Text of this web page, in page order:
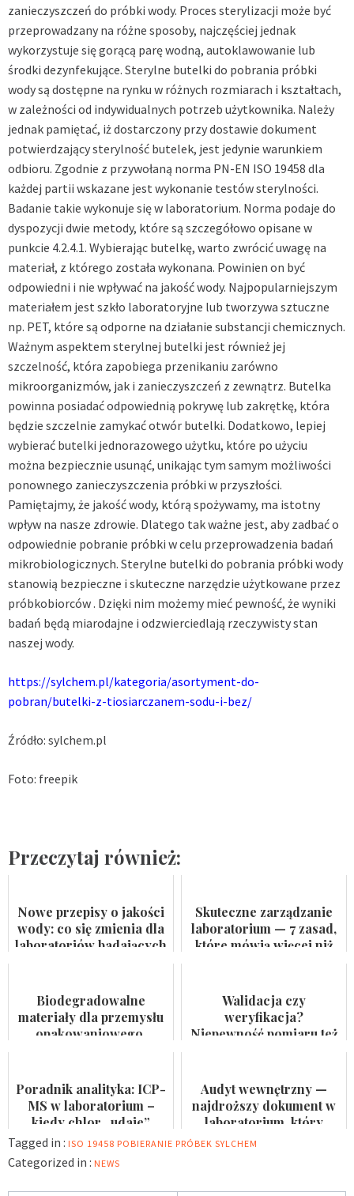
zanieczyszczeń do próbki wody. Proces sterylizacji może być
przeprowadzany na różne sposoby, najczęściej jednak
wykorzystuje się gorącą parę wodną, autoklawowanie lub
środki dezynfekujące. Sterylne butelki do pobrania próbki
wody są dostępne na rynku w różnych rozmiarach i kształtach,
w zależności od indywidualnych potrzeb użytkownika. Należy
jednak pamiętać, iż dostarczony przy dostawie dokument
potwierdzający sterylność butelek, jest jedynie warunkiem
odbioru. Zgodnie z przywołaną norma PN-EN ISO 19458 dla
każdej partii wskazane jest wykonanie testów sterylności.
Badanie takie wykonuje się w laboratorium. Norma podaje do
dyspozycji dwie metody, które są szczegółowo opisane w
punkcie 4.2.4.1. Wybierając butelkę, warto zwrócić uwagę na
materiał, z którego została wykonana. Powinien on być
odpowiedni i nie wpływać na jakość wody. Najpopularniejszym
materiałem jest szkło laboratoryjne lub tworzywa sztuczne
np. PET, które są odporne na działanie substancji chemicznych.
Ważnym aspektem sterylnej butelki jest również jej
szczelność, która zapobiega przenikaniu zarówno
mikroorganizmów, jak i zanieczyszczeń z zewnątrz. Butelka
powinna posiadać odpowiednią pokrywę lub zakrętkę, która
będzie szczelnie zamykać otwór butelki. Dodatkowo, lepiej
wybierać butelki jednorazowego użytku, które po użyciu
można bezpiecznie usunąć, unikając tym samym możliwości
ponownego zanieczyszczenia próbki w przyszłości.
Pamiętajmy, że jakość wody, którą spożywamy, ma istotny
wpływ na nasze zdrowie. Dlatego tak ważne jest, aby zadbać o
odpowiednie pobranie próbki w celu przeprowadzenia badań
mikrobiologicznych. Sterylne butelki do pobrania próbki wody
stanowią bezpieczne i skuteczne narzędzie użytkowane przez
próbkobiorców . Dzięki nim możemy mieć pewność, że wyniki
badań będą miarodajne i odzwierciedlają rzeczywisty stan
naszej wody.
https://sylchem.pl/kategoria/asortyment-do-
pobran/butelki-z-tiosiarczanem-sodu-i-bez/
Źródło: sylchem.pl
Foto: freepik
Przeczytaj również:
Nowe przepisy o jakości
wody: co się zmienia dla
laboratoriów badających
Skuteczne zarządzanie
laboratorium — 7 zasad,
które mówią więcej niż
Biodegradowalne
materiały dla przemysłu
opakowaniowego.
Walidacja czy
weryfikacja?
Niepewność pomiaru też
Poradnik analityka: ICP-
MS w laboratorium –
kiedy chlor „udaje”
arsen?
Audyt wewnętrzny —
najdroższy dokument w
laboratorium, który
nikomu się nie przydaje
Tagged in : ISO 19458 POBIERANIE PRÓBEK SYLCHEM
Categorized in : NEWS